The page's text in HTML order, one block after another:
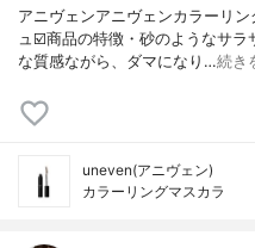
アニヴェンアニヴェンカラーリ
ュ☑️商品の特徴・砂のようなサラ
な質感ながら、ダマになり…続き
uneven(アニヴェン)
カラーリングマスカラ